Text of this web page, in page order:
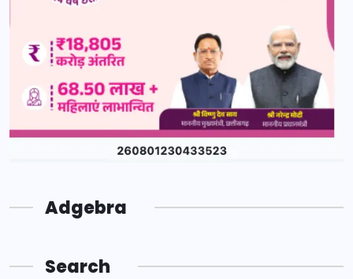
Adgebra
Search